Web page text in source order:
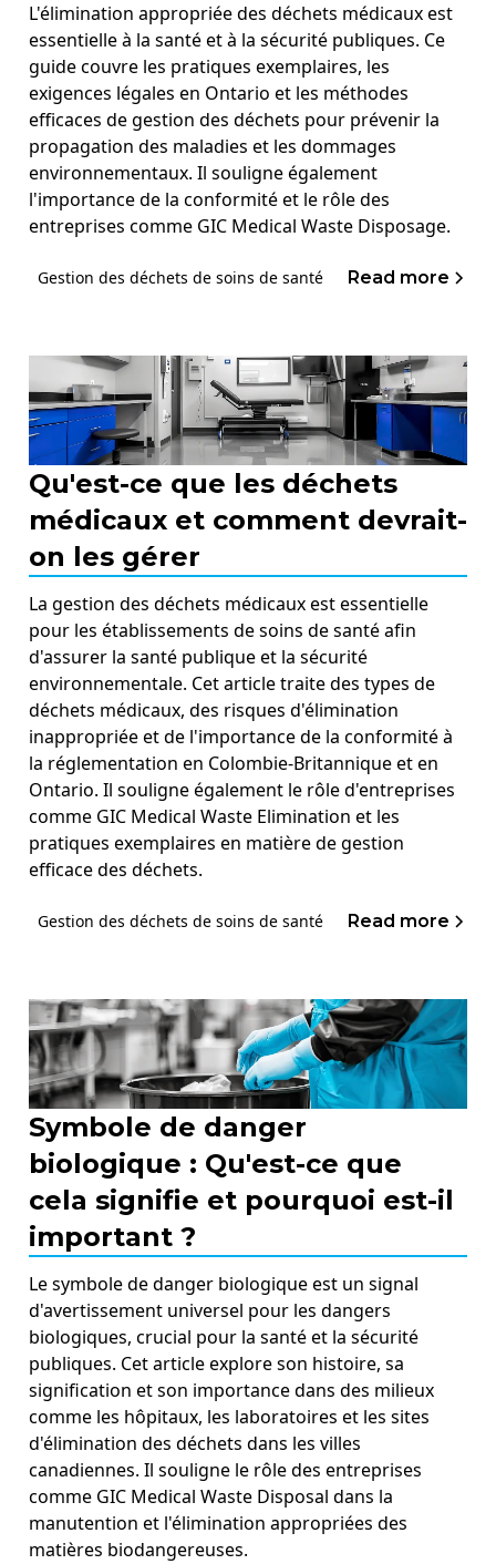
L'élimination appropriée des déchets médicaux est
essentielle à la santé et à la sécurité publiques. Ce
guide couvre les pratiques exemplaires, les
exigences légales en Ontario et les méthodes
efficaces de gestion des déchets pour prévenir la
propagation des maladies et les dommages
environnementaux. Il souligne également
l'importance de la conformité et le rôle des
entreprises comme GIC Medical Waste Disposage.
Gestion des déchets de soins de santé Read more
Qu'est-ce que les déchets
médicaux et comment devrait-
on les gérer
La gestion des déchets médicaux est essentielle
pour les établissements de soins de santé afin
d'assurer la santé publique et la sécurité
environnementale. Cet article traite des types de
déchets médicaux, des risques d'élimination
inappropriée et de l'importance de la conformité à
la réglementation en Colombie-Britannique et en
Ontario. Il souligne également le rôle d'entreprises
comme GIC Medical Waste Elimination et les
pratiques exemplaires en matière de gestion
efficace des déchets.
Gestion des déchets de soins de santé Read more
Symbole de danger
biologique : Qu'est-ce que
cela signifie et pourquoi est-il
important ?
Le symbole de danger biologique est un signal
d'avertissement universel pour les dangers
biologiques, crucial pour la santé et la sécurité
publiques. Cet article explore son histoire, sa
signification et son importance dans des milieux
comme les hôpitaux, les laboratoires et les sites
d'élimination des déchets dans les villes
canadiennes. Il souligne le rôle des entreprises
comme GIC Medical Waste Disposal dans la
manutention et l'élimination appropriées des
matières biodangereuses.